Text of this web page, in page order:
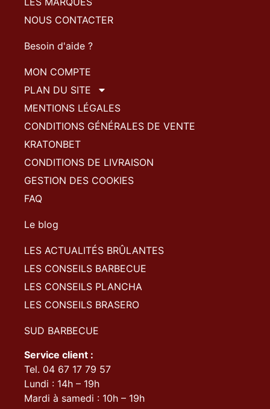
NOUS CONTACTER
Besoin d'aide ?
MON COMPTE
PLAN DU SITE
MENTIONS LÉGALES
CONDITIONS GÉNÉRALES DE VENTE
KRATONBET
CONDITIONS DE LIVRAISON
GESTION DES COOKIES
FAQ
Le blog
LES ACTUALITÉS BRÛLANTES
LES CONSEILS BARBECUE
LES CONSEILS PLANCHA
LES CONSEILS BRASERO
SUD BARBECUE
Service client :
Tel. 04 67 17 79 57
Lundi : 14h – 19h
Mardi à samedi : 10h – 19h